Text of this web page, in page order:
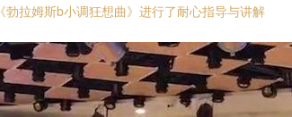
《勃拉姆斯b小调狂想曲》进行了耐心指导与讲解